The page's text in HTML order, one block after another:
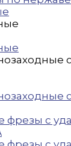
фрезы с